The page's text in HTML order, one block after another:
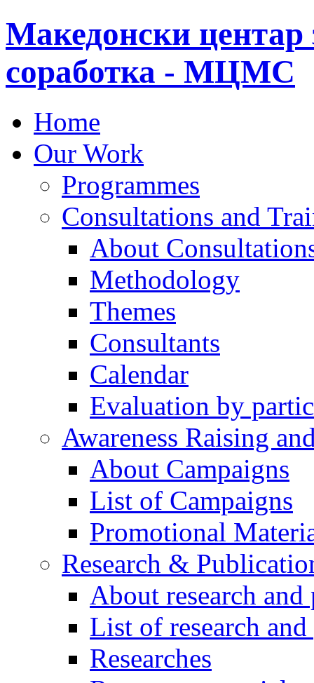
Македонски центар
соработка - МЦМС
Home
Our Work
Programmes
Consultations and
About
Methodology
Themes
Consultants
Calendar
Evaluation by
Awareness Raising
About Campaigns
List of Campaigns
Promotional
Research &
About research
List of research
Researches